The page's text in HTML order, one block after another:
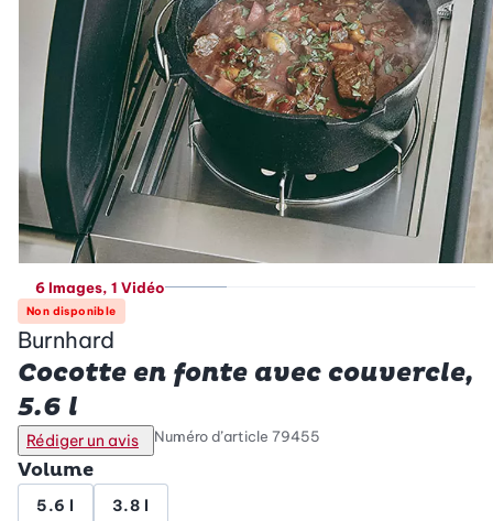
6 Images, 1 Vidéo
Non disponible
Burnhard
Cocotte en fonte avec couvercle,
5.6 l
Rédiger un avis Numéro d’article 79455
Volume
5.6 l 3.8 l